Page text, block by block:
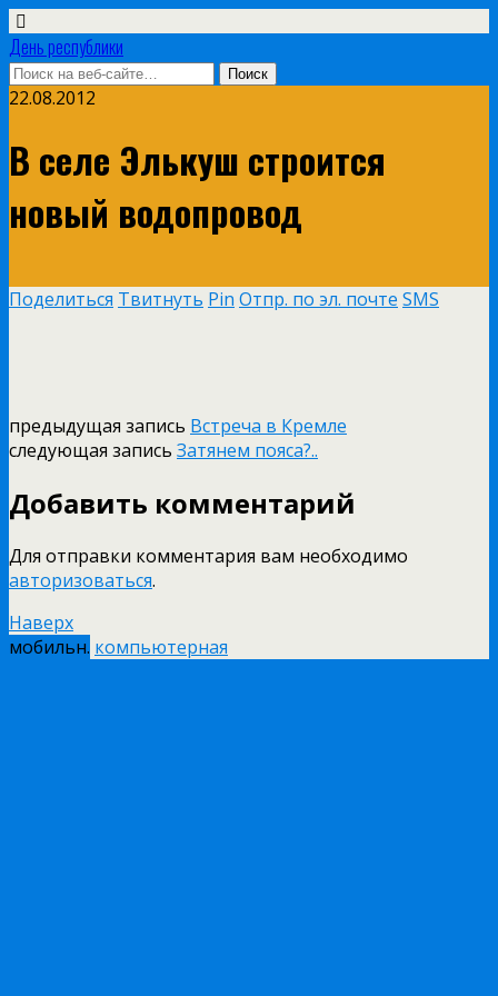
День республики
22.08.2012
В селе Элькуш строится
новый водопровод
Поделиться Твитнуть Pin Отпр. по эл. почте SMS
предыдущая запись Встреча в Кремле
следующая запись Затянем пояса?..
Добавить комментарий
Для отправки комментария вам необходимо
авторизоваться.
Наверх
мобильн. компьютерная